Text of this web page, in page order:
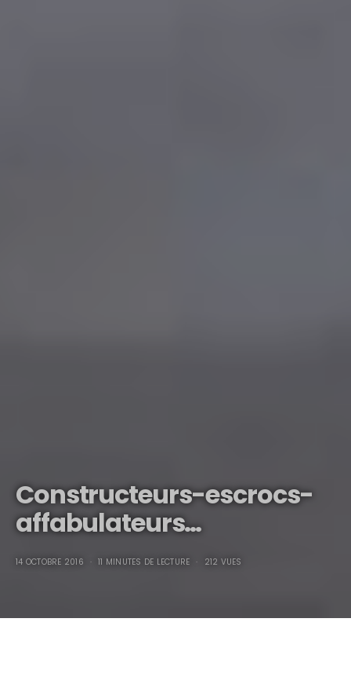
Constructeurs-escrocs-
affabulateurs…
14 OCTOBRE 2016 11 MINUTES DE LECTURE 212 VUES